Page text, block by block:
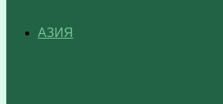
АЗИЯ